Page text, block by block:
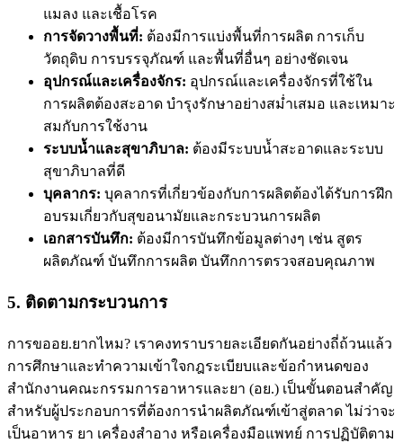
แมลง และเชื้อโรค
การจัดวางพื้นที่: ต้องมีการแบ่งพื้นที่การผลิต การเก็บ
วัตถุดิบ การบรรจุภัณฑ์ และพื้นที่อื่นๆ อย่างชัดเจน
อุปกรณ์และเครื่องจักร: อุปกรณ์และเครื่องจักรที่ใช้ใน
การผลิตต้องสะอาด บำรุงรักษาอย่างสม่ำเสมอ และเหมาะ
สมกับการใช้งาน
ระบบน้ำและสุขาภิบาล: ต้องมีระบบน้ำสะอาดและระบบ
สุขาภิบาลที่ดี
บุคลากร: บุคลากรที่เกี่ยวข้องกับการผลิตต้องได้รับการฝึก
อบรมเกี่ยวกับสุขอนามัยและกระบวนการผลิต
เอกสารบันทึก: ต้องมีการบันทึกข้อมูลต่างๆ เช่น สูตร
ผลิตภัณฑ์ บันทึกการผลิต บันทึกการตรวจสอบคุณภาพ
5. ติดตามกระบวนการ
การขออย.ยากไหม? เราคงทราบรายละเอียดกันอย่างถี่ถ้วนแล้ว
การศึกษาและทำความเข้าใจกฎระเบียบและข้อกำหนดของ
สำนักงานคณะกรรมการอาหารและยา (อย.) เป็นขั้นตอนสำคัญ
สำหรับผู้ประกอบการที่ต้องการนำผลิตภัณฑ์เข้าสู่ตลาด ไม่ว่าจะ
เป็นอาหาร ยา เครื่องสำอาง หรือเครื่องมือแพทย์ การปฏิบัติตาม